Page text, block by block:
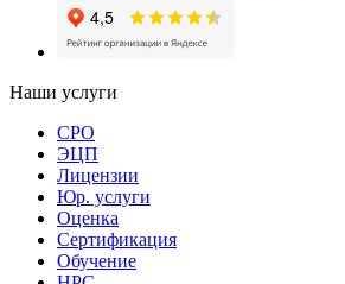
Наши услуги
СРО
ЭЦП
Лицензии
Юр. услуги
Оценка
Сертификация
Обучение